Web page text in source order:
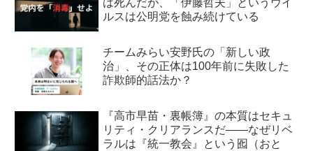
は死んだが、「伊藤哲夫」というウイ
ルスは公明党を蝕み続けている
チームみらい安野氏の「新しい政
治」、その正体は100年前に失敗した
詐欺師的話法か？
『高市早苗・裏帳簿』の本質はセキュ
リティ・クリアランスだ――なぜリベ
ラルは『統一教会』という囮（おと